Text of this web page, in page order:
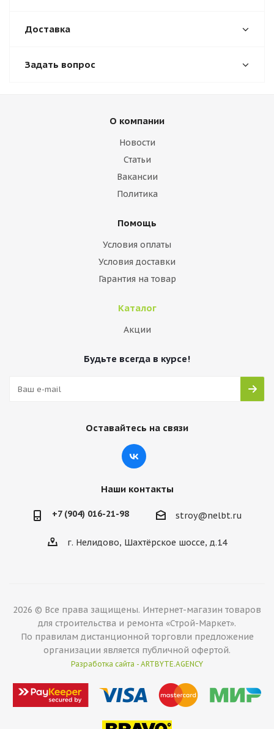
Доставка
Задать вопрос
О компании
Новости
Статьи
Вакансии
Политика
Помощь
Условия оплаты
Условия доставки
Гарантия на товар
Каталог
Акции
Будьте всегда в курсе!
Оставайтесь на связи
Наши контакты
+7 (904) 016-21-98 stroy@nelbt.ru
г. Нелидово, Шахтёрское шоссе, д.14
2026 © Все права защищены. Интернет-магазин товаров
для строительства и ремонта «Строй-Маркет».
По правилам дистанционной торговли предложение
организации является публичной офертой.
Разработка сайта - ARTBYTE.AGENCY